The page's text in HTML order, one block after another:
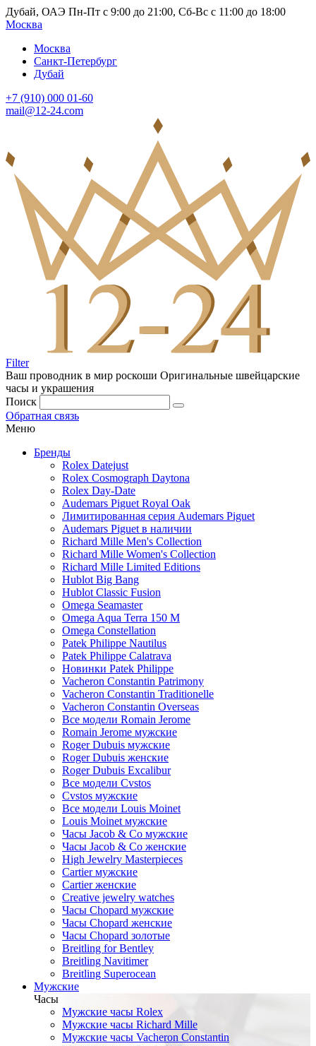
Дубай, ОАЭ Пн-Пт с 9:00 до 21:00, Сб-Вс с 11:00 до 18:00
Москва
Москва
Санкт-Петербург
Дубай
+7 (910) 000 01-60
mail@12-24.com
Filter
Ваш проводник в мир роскоши Оригинальные швейцарские
часы и украшения
Поиск
Обратная связь
Меню
Бренды
Rolex Datejust
Rolex Cosmograph Daytona
Rolex Day-Date
Audemars Piguet Royal Oak
Лимитированная серия Audemars Piguet
Audemars Piguet в наличии
Richard Mille Men's Collection
Richard Mille Women's Collection
Richard Mille Limited Editions
Hublot Big Bang
Hublot Classic Fusion
Omega Seamaster
Omega Aqua Terra 150 M
Omega Constellation
Patek Philippe Nautilus
Patek Philippe Calatrava
Новинки Patek Philippe
Vacheron Constantin Patrimony
Vacheron Constantin Traditionelle
Vacheron Constantin Overseas
Все модели Romain Jerome
Romain Jerome мужские
Roger Dubuis мужские
Roger Dubuis женские
Roger Dubuis Excalibur
Все модели Cvstos
Cvstos мужские
Все модели Louis Moinet
Louis Moinet мужские
Часы Jacob & Co мужские
Часы Jacob & Co женские
High Jewelry Masterpieces
Cartier мужские
Cartier женские
Creative jewelry watches
Часы Chopard мужские
Часы Сhopard женские
Часы Сhopard золотые
Breitling for Bentley
Breitling Navitimer
Breitling Superocean
Мужские
Часы
Мужские часы Rolex
Мужские часы Richard Mille
Мужские часы Vacheron Constantin